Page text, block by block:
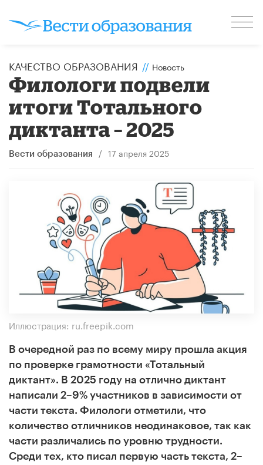
КАЧЕСТВО ОБРАЗОВАНИЯ // Новость
Филологи подвели
итоги Тотального
диктанта – 2025
Вести образования / 17 апреля 2025
Иллюстрация: ru.freepik.com
В очередной раз по всему миру прошла акция
по проверке грамотности «Тотальный
диктант». В 2025 году на отлично диктант
написали 2–9% участников в зависимости от
части текста. Филологи отметили, что
количество отличников неодинаковое, так как
части различались по уровню трудности.
Среди тех, кто писал первую часть текста, 2–